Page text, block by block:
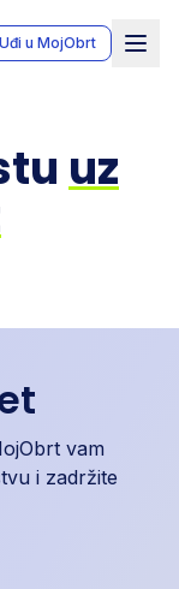
knjiga obrta u
Uđi u MojObrt
uz
vam
i zadržite